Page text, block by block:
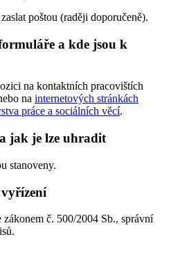
poštou (raději doporučeně).
a kde jsou k
na kontaktních pracovištích
na internetových stránkách
práce a sociálních věcí.
jak je lze uhradit
stanoveny.
č. 500/2004 Sb., správní